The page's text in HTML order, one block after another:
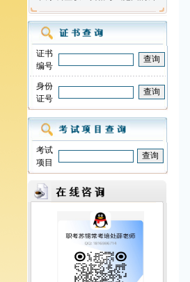
证书
编号
身份
证号
考试
项目